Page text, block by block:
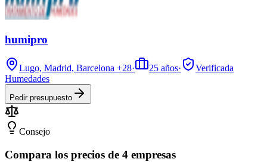
humipro
Lugo, Madrid, Barcelona +28· 25 años·
Verificada
Humedades
Pedir presupuesto
Consejo
Compara los precios de 4 empresas